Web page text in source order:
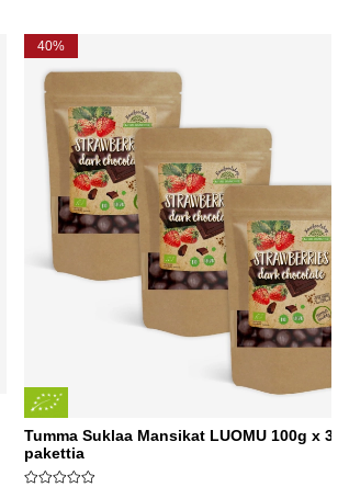
40%
Tumma Suklaa Mansikat LUOMU 100g x 3
pakettia